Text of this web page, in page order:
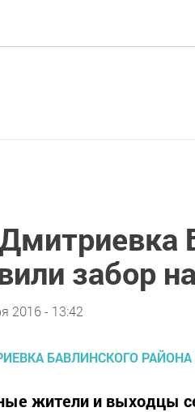
забор
2016 - 13:42
жители и выходцы